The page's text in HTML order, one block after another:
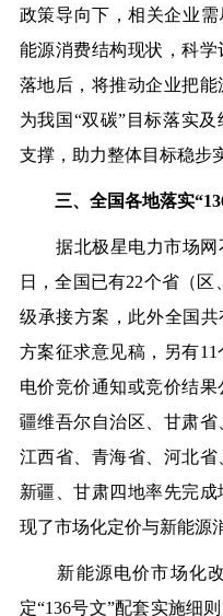
政策导向下，相关企业
能源消费结构现状，科
落地后，将推动企业把能
为我国“双碳”目标落实
支撑，助力整体目标稳步
三、全国各地落实
据北极星电力市场网
日，全国已有22个省（区
级承接方案，此外全国共
方案征求意见稿，另有
电价竞价通知或竞价结
疆维吾尔自治区、甘肃省
江西省、青海省、河北省
新疆、甘肃四地率先完
现了市场化定价与新能源
新能源电价市场化改
定“136号文”配套实施细